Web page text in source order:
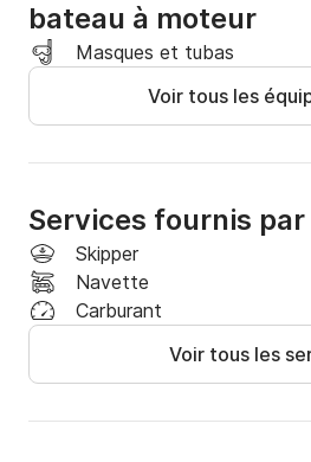
* Type d'excursion : Excursions
luxe de courte durée
Points forts :
* Observation des dauphins et
* Accès privé et rapide aux
* Idéal pour les couples, les
groupes.
bateau à moteur
Masques et tubas
Voir tous les
Services fournis par
Skipper
Navette
Carburant
Voir tous les